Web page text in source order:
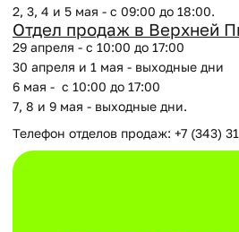
2, 3, 4 и 5 мая - с 09:00 до 18:00.
Отдел продаж в Верхней
29 апреля - с 10:00 до 17:00
30 апреля и 1 мая - выходные дни
6 мая - с 10:00 до 17:00
7, 8 и 9 мая - выходные дни.
Телефон отделов продаж: +7 (343)